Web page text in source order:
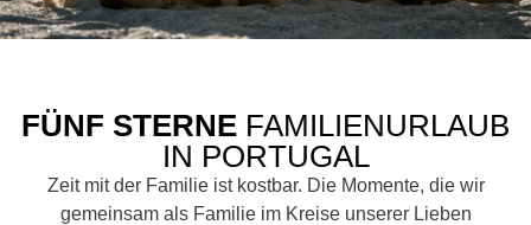
FÜNF STERNE FAMILIENURLAUB
IN PORTUGAL
Zeit mit der Familie ist kostbar. Die Momente, die wir
gemeinsam als Familie im Kreise unserer Lieben